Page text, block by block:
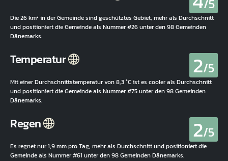
/5
Die 26 km² in der Gemeinde sind geschütztes Gebiet, mehr als Durchschnitt
und positioniert die Gemeinde als Nummer #26 unter den 98 Gemeinden
Dänemarks.
Temperatur 2/5
Mit einer Durchschnittstemperatur von 8,3 °C ist es cooler als Durchschnitt
und positioniert die Gemeinde als Nummer #75 unter den 98 Gemeinden
Dänemarks.
Regen 2/5
Es regnet nur 1,9 mm pro Tag, mehr als Durchschnitt und positioniert die
Gemeinde als Nummer #61 unter den 98 Gemeinden Dänemarks.